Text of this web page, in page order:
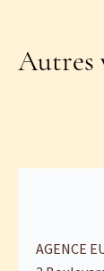
Autres
AGENCE